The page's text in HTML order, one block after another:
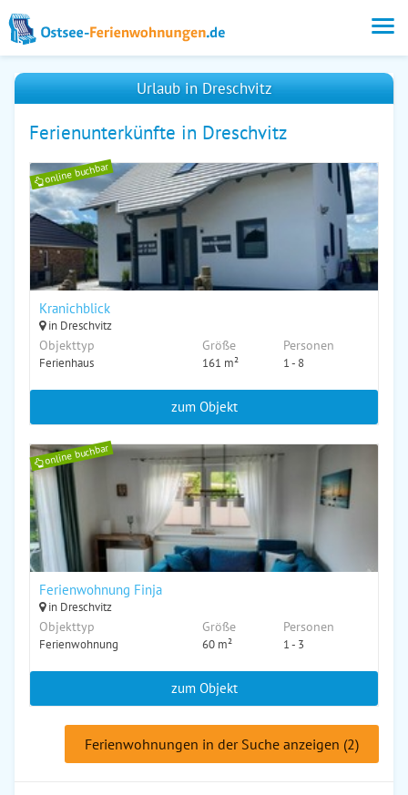
Urlaub in Dreschvitz
Ferienunterkünfte in Dreschvitz
online buchbar
Kranichblick
in Dreschvitz
Objekttyp
Ferienhaus
Größe
161 m²
Personen
1 - 8
zum Objekt
online buchbar
Ferienwohnung Finja
in Dreschvitz
Objekttyp
Ferienwohnung
Größe
60 m²
Personen
1 - 3
zum Objekt
Ferienwohnungen in der Suche anzeigen (2)